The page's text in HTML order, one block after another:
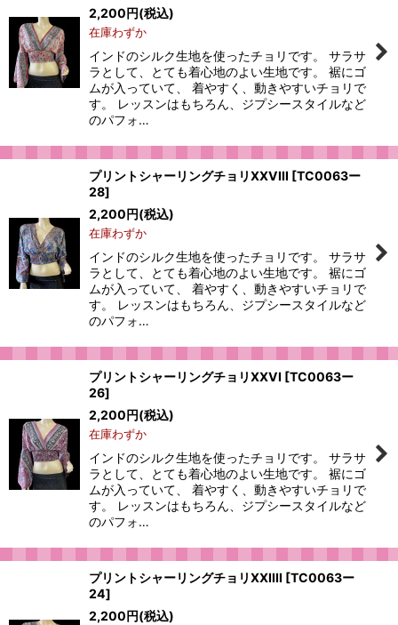
2,200円(税込)
在庫わずか
インドのシルク生地を使ったチョリです。 サラサ
ラとして、とても着心地のよい生地です。 裾にゴ
ムが入っていて、 着やすく、動きやすいチョリで
す。 レッスンはもちろん、ジプシースタイルなど
のパフォ…
プリントシャーリングチョリXXVIII [TC0063ー
28]
2,200円(税込)
在庫わずか
インドのシルク生地を使ったチョリです。 サラサ
ラとして、とても着心地のよい生地です。 裾にゴ
ムが入っていて、 着やすく、動きやすいチョリで
す。 レッスンはもちろん、ジプシースタイルなど
のパフォ…
プリントシャーリングチョリXXVI [TC0063ー
26]
2,200円(税込)
在庫わずか
インドのシルク生地を使ったチョリです。 サラサ
ラとして、とても着心地のよい生地です。 裾にゴ
ムが入っていて、 着やすく、動きやすいチョリで
す。 レッスンはもちろん、ジプシースタイルなど
のパフォ…
プリントシャーリングチョリXXIIII [TC0063ー
24]
2,200円(税込)